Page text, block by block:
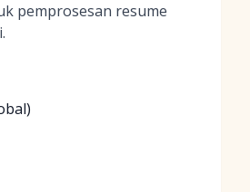
pemprosesan resume